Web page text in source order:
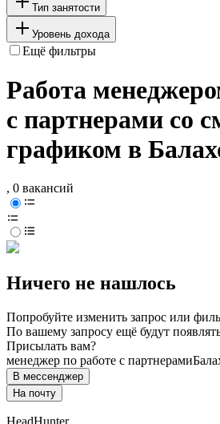
Тип занятости
Уровень дохода
Ещё фильтры
Работа
с партнерами со
графиком в
, 0 вакансий
Ничего не нашлось
Попробуйте изменить запрос или
По вашему запросу ещё будут
Присылать вам?
менеджер по работе с партнерами
В мессенджер
На почту